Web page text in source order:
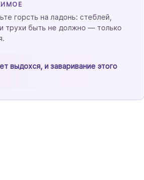
горсть на ладонь: стеблей,
трухи быть не должно — только
выдохся, и заваривание этого